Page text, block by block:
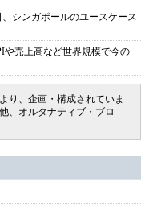
シンガポールのユースケース
や売上高など世界規模で今の
り、企画・構成されていま
、オルタナティブ・ブロ